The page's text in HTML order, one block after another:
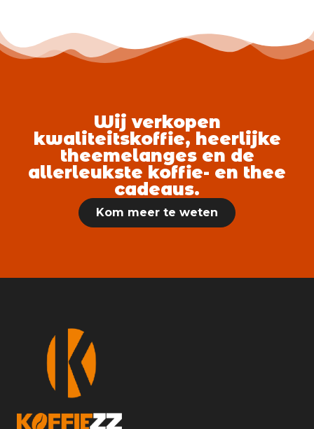
Wij verkopen
kwaliteitskoffie, heerlijke
theemelanges en de
allerleukste koffie- en thee
cadeaus.
Kom meer te weten